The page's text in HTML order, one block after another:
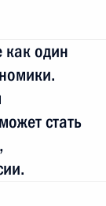
как один
стать